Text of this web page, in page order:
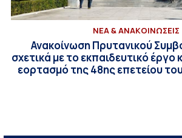
ΝΕΑ & ΑΝΑΚΟΙΝΩΣΕΙΣ
Ανακοίνωση Πρυτανικού
σχετικά με το εκπαιδευτικό
εορτασμό της 48ης επετείου